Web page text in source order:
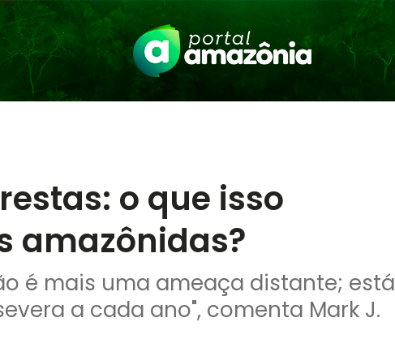
o que isso
amazônidas?
é mais uma ameaça distante; está
a cada ano", comenta Mark J.